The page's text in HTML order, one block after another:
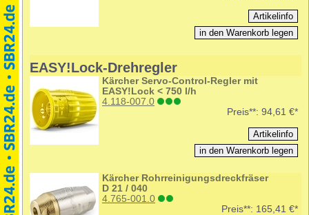
EASY!Lock-Drehregler
Kärcher Servo-Control-Regler mit
EASY!Lock < 750 l/h
4.118-007.0
Preis**: 94,61 €*
Kärcher Rohrreinigungsdreckfräser
D 21 / 040
4.765-001.0
Preis**: 165,41 €*